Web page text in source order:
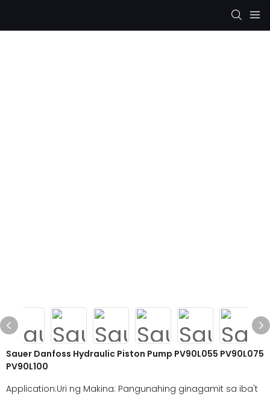
Sauer Danfoss Hydraulic Piston Pump PV90L055 PV90L075
PV90L100
Application:Uri ng Makina: Pangunahing ginagamit sa iba't